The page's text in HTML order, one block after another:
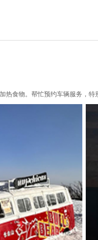
食物。帮忙预约车辆服务，